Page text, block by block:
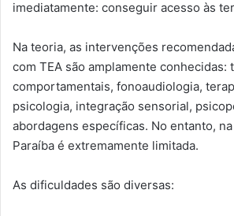
imediatamente: conseguir acesso às
Na teoria, as intervenções
com TEA são amplamente conhecidas:
comportamentais, fonoaudiologia,
psicologia, integração sensorial,
abordagens específicas. No entanto,
Paraíba é extremamente limitada.
As dificuldades são diversas: